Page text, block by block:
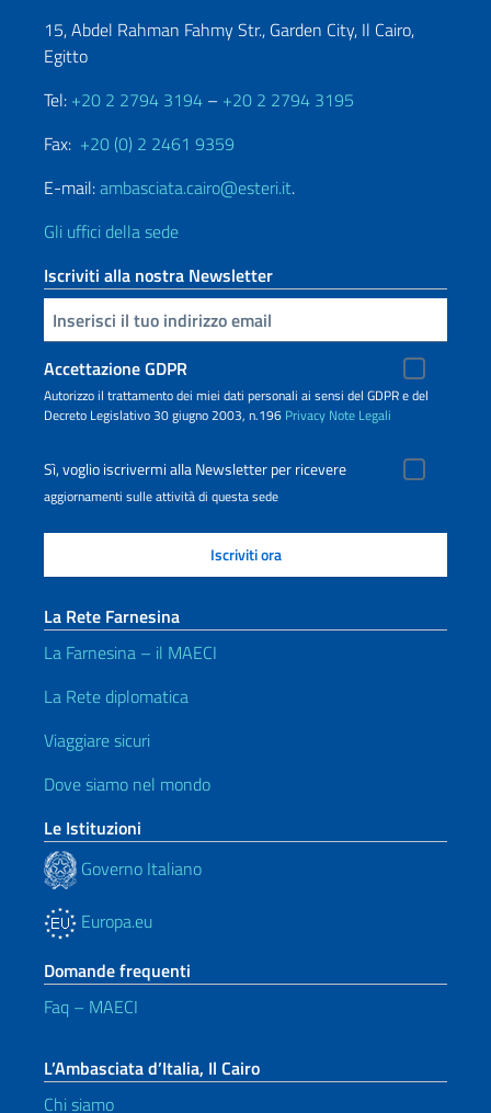
15, Abdel Rahman Fahmy Str., Garden City, Il Cairo,
Egitto
Tel: +20 2 2794 3194 – +20 2 2794 3195
Fax: +20 (0) 2 2461 9359
E-mail:ambasciata.cairo@esteri.it.
Gli uffici della sede
Iscriviti alla nostra Newsletter
Inserisci la tua email
Accettazione GDPR
Autorizzo il trattamento dei miei dati personali ai sensi del GDPR e del
Decreto Legislativo 30 giugno 2003, n.196 Privacy Note Legali
Sì, voglio iscrivermi alla Newsletter per ricevere
aggiornamenti sulle attività di questa sede
La Rete Farnesina
La Farnesina – il MAECI
La Rete diplomatica
Viaggiare sicuri
Dove siamo nel mondo
Le Istituzioni
Governo Italiano
Europa.eu
Domande frequenti
Faq – MAECI
L’Ambasciata d’Italia, Il Cairo
Chi siamo